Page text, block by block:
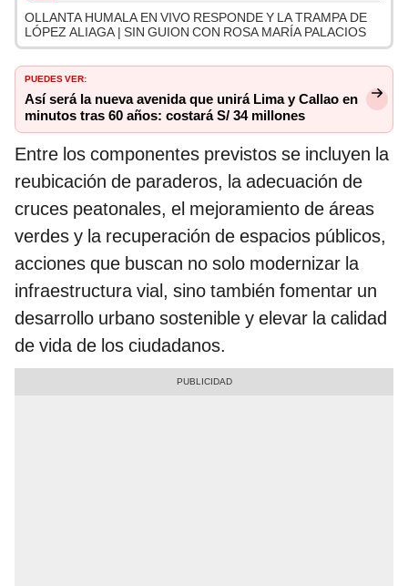
OLLANTA HUMALA EN VIVO RESPONDE Y LA TRAMPA DE
LÓPEZ ALIAGA | SIN GUION CON ROSA MARÍA PALACIOS
PUEDES VER:
Así será la nueva avenida que unirá Lima y Callao en
minutos tras 60 años: costará S/ 34 millones
Entre los componentes previstos se incluyen la
reubicación de paraderos, la adecuación de
cruces peatonales, el mejoramiento de áreas
verdes y la recuperación de espacios públicos,
acciones que buscan no solo modernizar la
infraestructura vial, sino también fomentar un
desarrollo urbano sostenible y elevar la calidad
de vida de los ciudadanos.